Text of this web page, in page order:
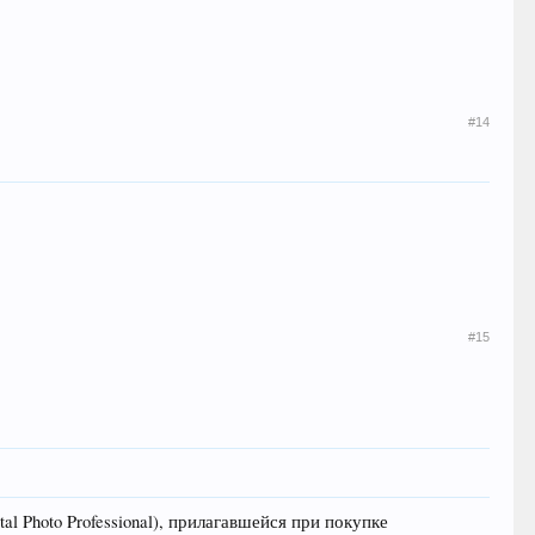
#14
#15
Professional), прилагавшейся при покупке